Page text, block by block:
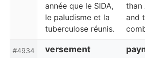
année que le SIDA,
le paludisme et la
tuberculose réunis.
than
and
#4934 versement